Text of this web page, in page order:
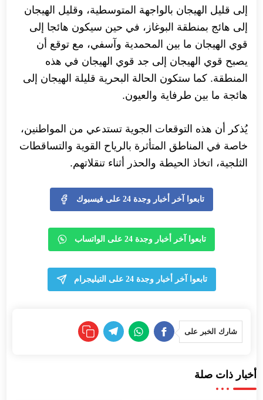
إلى قليل الهيجان بالواجهة المتوسطية، وقليل الهيجان
إلى هائج بمنطقة البوغاز، في حين سيكون هائجا إلى
قوي الهيجان ما بين المحمدية وآسفي، مع توقع أن
يصبح قوي الهيجان إلى جد قوي الهيجان في هذه
المنطقة. كما ستكون الحالة البحرية قليلة الهيجان إلى
هائجة ما بين طرفاية والعيون.
يُذكر أن هذه التوقعات الجوية تستدعي من المواطنين،
خاصة في المناطق المتأثرة بالرياح القوية والتساقطات
الثلجية، اتخاذ الحيطة والحذر أثناء تنقلاتهم.
تابعوا آخر أخبار وجدة 24 على فيسبوك
تابعوا آخر أخبار وجدة 24 على الواتساب
تابعوا آخر أخبار وجدة 24 على التيليجرام
شارك الخبر على
أخبار ذات صلة